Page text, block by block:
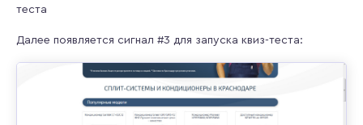
теста
Далее появляется сигнал #3 для запуска квиз-теста: